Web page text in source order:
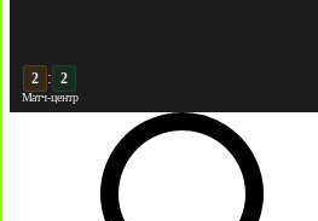
3 :
Матч-центр